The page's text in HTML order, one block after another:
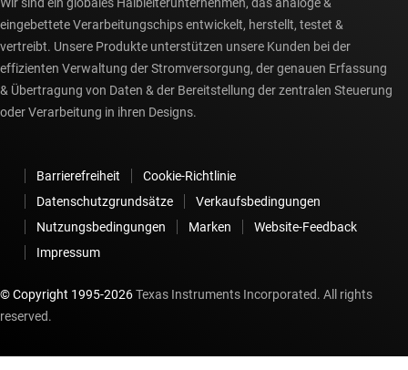
Wir sind ein globales Halbleiterunternehmen, das analoge &
eingebettete Verarbeitungschips entwickelt, herstellt, testet &
vertreibt. Unsere Produkte unterstützen unsere Kunden bei der
effizienten Verwaltung der Stromversorgung, der genauen Erfassung
& Übertragung von Daten & der Bereitstellung der zentralen Steuerung
oder Verarbeitung in ihren Designs.
Barrierefreiheit
Cookie-Richtlinie
Datenschutzgrundsätze
Verkaufsbedingungen
Nutzungsbedingungen
Marken
Website-Feedback
Impressum
© Copyright 1995-2026Texas Instruments Incorporated. All rights
reserved.